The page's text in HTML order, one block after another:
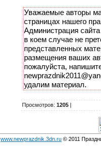
Уважаемые авторы
страницах нашего
Администрация
в коем случае не
представленных
размещения ваших
пожалуйста,
удалим материал.
Просмотров: 1205
www.newprazdnik.3dn.ru © 2011